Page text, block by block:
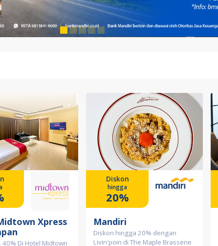
Xpress
40% Di Hotel Midtown
Diskon
hingga
20%
Mandiri
Diskon hingga 20% dengan
Livin'poin di The Maple Brasserie